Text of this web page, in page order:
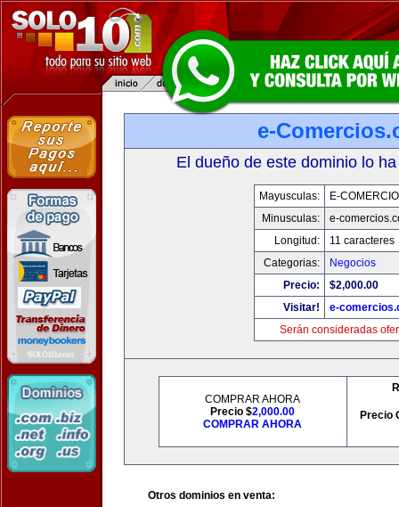
e-
El dueño de este dominio lo
Mayusculas:
E-
Minusculas:
e-
Longitud:
11 caracteres
Categorias:
Negocios
Precio:
$2,000.00
Visitar!
e-
Serán consideradas
COMPRAR AHORA
Precio $2,000.00
COMPRAR AHORA
Precio
Otros dominios en venta: